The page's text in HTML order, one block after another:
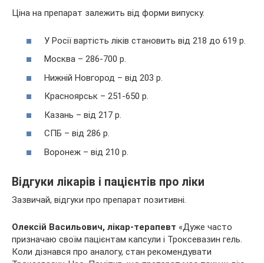
Ціна на препарат залежить від форми випуску.
У Росії вартість ліків становить від 218 до 619 р.
Москва – 286-700 р.
Нижній Новгород – від 203 р.
Красноярськ – 251-650 р.
Казань – від 217 р.
СПБ – від 286 р.
Воронеж – від 210 р.
Відгуки лікарів і пацієнтів про ліки
Зазвичай, відгуки про препарат позитивні.
Олексій Васильович, лікар-терапевт «Дуже часто
призначаю своїм пацієнтам капсули і Троксевазин гель.
Коли дізнався про аналогу, стан рекомендувати